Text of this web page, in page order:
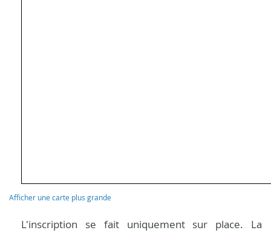
Afficher une carte plus grande
L'inscription se fait uniquement sur place. La